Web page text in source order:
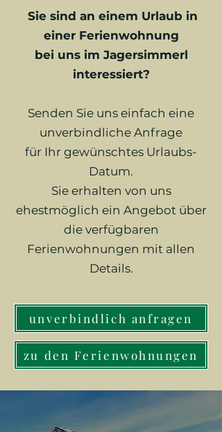
Sie sind an einem Urlaub in
einer Ferienwohnung
bei uns im Jagersimmerl
interessiert?
Senden Sie uns einfach eine
unverbindliche Anfrage
für Ihr gewünschtes Urlaubs-
Datum.
Sie erhalten von uns
ehestmöglich ein Angebot über
die verfügbaren
Ferienwohnungen mit allen
Details.
unverbindlich anfragen
zu den Ferienwohnungen